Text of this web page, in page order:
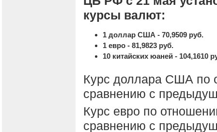
курсы валют:
1 доллар США - 70,9509 руб.
1 евро - 81,9823 руб.
10 китайских юаней - 104,1610
Курс доллара США по
сравнению с
Курс евро по
сравнению с